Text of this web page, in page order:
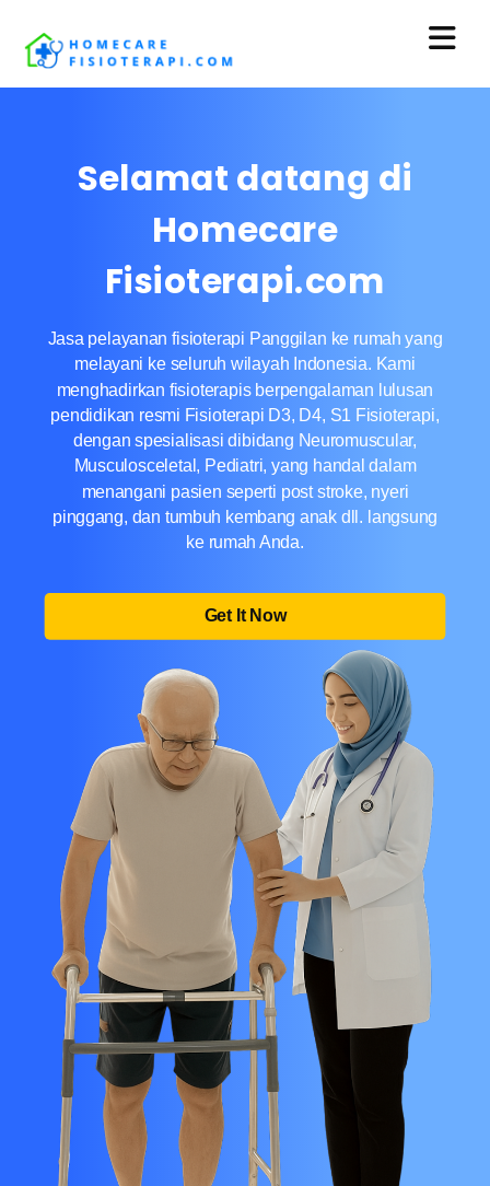
Selamat datang di
Homecare
Fisioterapi.com
Jasa pelayanan fisioterapi Panggilan ke rumah yang
melayani ke seluruh wilayah Indonesia. Kami
menghadirkan fisioterapis berpengalaman lulusan
pendidikan resmi Fisioterapi D3, D4, S1 Fisioterapi,
dengan spesialisasi dibidang Neuromuscular,
Musculosceletal, Pediatri, yang handal dalam
menangani pasien seperti post stroke, nyeri
pinggang, dan tumbuh kembang anak dll. langsung
ke rumah Anda.
Get It Now